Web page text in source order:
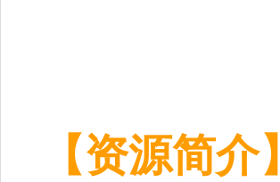
【资源简介】